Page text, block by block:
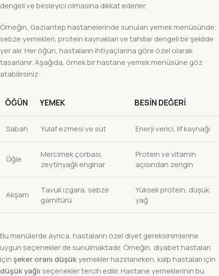
dengeli ve besleyici olmasına dikkat ederler.
Örneğin, Gaziantep hastanelerinde sunulan yemek menüsünde;
sebze yemekleri, protein kaynakları ve tahıllar dengeli bir şekilde
yer alır. Her öğün, hastaların ihtiyaçlarına göre özel olarak
tasarlanır. Aşağıda, örnek bir hastane yemek menüsüne göz
atabilirsiniz:
ÖĞÜN YEMEK BESIN DEĞERI
Sabah Yulaf ezmesi ve süt Enerji verici, lif kaynağı
Öğle
Mercimek çorbası,
zeytinyağlı enginar
Protein ve vitamin
açısından zengin
Akşam
Tavuk ızgara, sebze
garnitürü
Yüksek protein, düşük
yağ
Bu menülerde ayrıca, hastaların özel diyet gereksinimlerine
uygun seçenekler de sunulmaktadır. Örneğin, diyabet hastaları
için şeker oranı düşükyemekler hazırlanırken, kalp hastaları için
düşük yağlı seçenekler tercih edilir. Hastane yemeklerinin bu